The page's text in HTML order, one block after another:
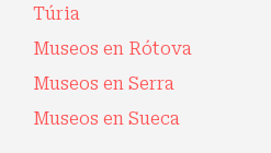
Túria
Museos en Rótova
Museos en Serra
Museos en Sueca